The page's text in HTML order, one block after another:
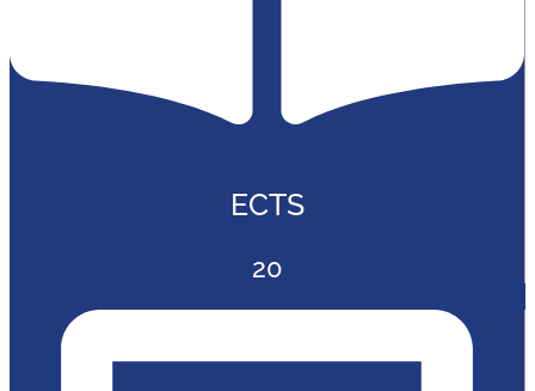
ECTS
20